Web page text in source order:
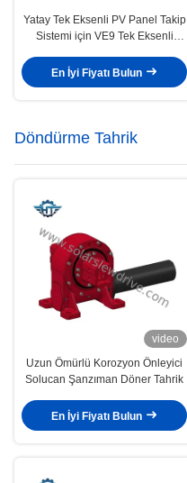
Yatay Tek Eksenli PV Panel Takip
Sistemi için VE9 Tek Eksenli
En İyi Fiyatı Bulun
Döndürme Tahrik
video
Uzun Ömürlü Korozyon Önleyici
Solucan Şanzıman Döner Tahrik
En İyi Fiyatı Bulun